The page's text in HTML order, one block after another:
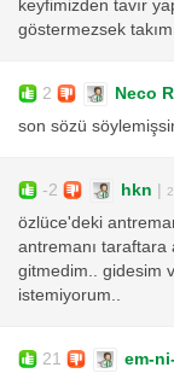
keyfimizden tavır
göstermezsek
2 Neco
son sözü
-2 hkn |
özlüce'deki
antremanı taraftara
gitmedim.. gidesim
istemiyorum..
21 em-